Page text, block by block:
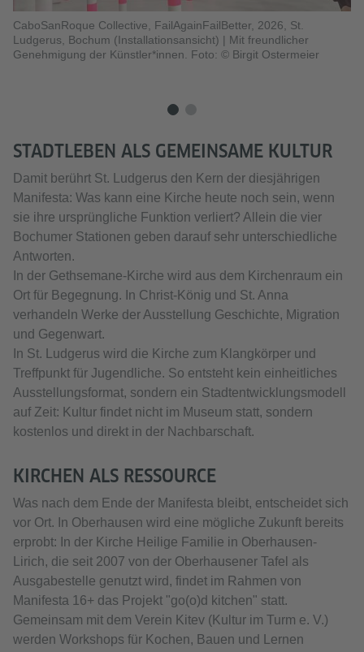
CaboSanRoque Collective, FailAgainFailBetter, 2026, St.
Ludgerus, Bochum (Installationsansicht) | Mit freundlicher
Genehmigung der Künstler*innen. Foto: © Birgit Ostermeier
STADTLEBEN ALS GEMEINSAME KULTUR
Damit berührt St. Ludgerus den Kern der diesjährigen
Manifesta: Was kann eine Kirche heute noch sein, wenn
sie ihre ursprüngliche Funktion verliert? Allein die vier
Bochumer Stationen geben darauf sehr unterschiedliche
Antworten.
In der Gethsemane-Kirche wird aus dem Kirchenraum ein
Ort für Begegnung. In Christ-König und St. Anna
verhandeln Werke der Ausstellung Geschichte, Migration
und Gegenwart.
In St. Ludgerus wird die Kirche zum Klangkörper und
Treffpunkt für Jugendliche. So entsteht kein einheitliches
Ausstellungsformat, sondern ein Stadtentwicklungsmodell
auf Zeit: Kultur findet nicht im Museum statt, sondern
kostenlos und direkt in der Nachbarschaft.
KIRCHEN ALS RESSOURCE
Was nach dem Ende der Manifesta bleibt, entscheidet sich
vor Ort. In Oberhausen wird eine mögliche Zukunft bereits
erprobt: In der Kirche Heilige Familie in Oberhausen-
Lirich, die seit 2007 von der Oberhausener Tafel als
Ausgabestelle genutzt wird, findet im Rahmen von
Manifesta 16+ das Projekt "go(o)d kitchen" statt.
Gemeinsam mit dem Verein Kitev (Kultur im Turm e. V.)
werden Workshops für Kochen, Bauen und Lernen